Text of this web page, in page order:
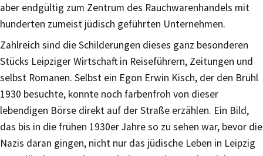
aber endgültig zum Zentrum des Rauchwarenhandels mit
hunderten zumeist jüdisch geführten Unternehmen.
Zahlreich sind die Schilderungen dieses ganz besonderen
Stücks Leipziger Wirtschaft in Reiseführern, Zeitungen und
selbst Romanen. Selbst ein Egon Erwin Kisch, der den Brühl
1930 besuchte, konnte noch farbenfroh von dieser
lebendigen Börse direkt auf der Straße erzählen. Ein Bild,
das bis in die frühen 1930er Jahre so zu sehen war, bevor die
Nazis daran gingen, nicht nur das jüdische Leben in Leipzig